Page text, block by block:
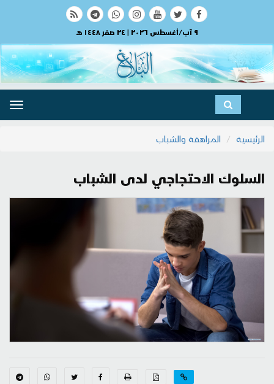
٩ آب/أغسطس ٢٠٢٦ | ٢٤ صفر ١٤٤٨ هـ
الرئيسية
المراهقة والشباب
السلوك الاحتجاجي لدى الشباب